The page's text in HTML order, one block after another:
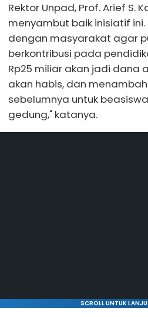
Rektor Unpad, Prof. Arief S.
menyambut baik inisiatif
dengan masyarakat agar
berkontribusi pada
Rp25 miliar akan jadi dana
akan habis, dan
sebelumnya untuk
gedung," katanya.
SCROLL UNTUK